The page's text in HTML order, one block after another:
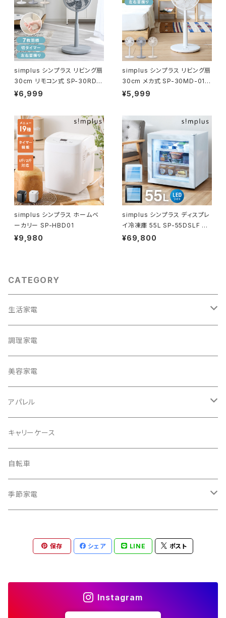
simplus シンプラス リビング扇
30cm リモコン式 SP-30RD-
01 7枚羽 扇風機 シンプル タイ
¥6,999
simplus シンプラス リビング扇
30cm メカ式 SP-30MD-01 7
枚羽 扇風機 シンプル タイマー
¥5,999
simplus シンプラス ホームベ
ーカリー SP-HBD01
¥9,980
simplus シンプラス ディスプレ
イ冷凍庫 55L SP-55DSLF シ
ョーケース仕様 冷凍庫 店舗 業
¥69,800
CATEGORY
生活家電
テレビ
冷蔵庫・冷凍庫
洗濯機
掃除機
電動モップ
カーペットクリーナー
AV機器
シュレッダー
電動モップ
自動開閉ゴミ箱
調理家電
美容家電
アパレル
バッグ
メンズ
レディース
キャリーケース
自転車
季節家電
サーキュレーター
スポットクーラー
保存 シェア LINE ポスト
Instagram